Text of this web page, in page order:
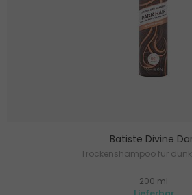
Batiste Divine
Trockenshampoo für
200 ml